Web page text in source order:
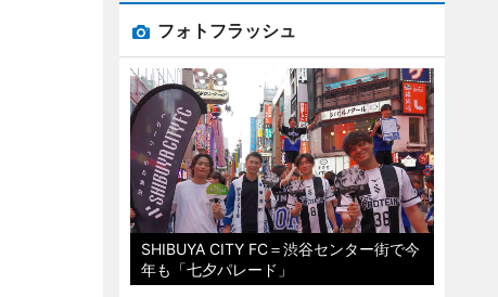
フォトフラッシュ
SHIBUYA CITY FC＝渋谷センター街で今
年も「七夕パレード」